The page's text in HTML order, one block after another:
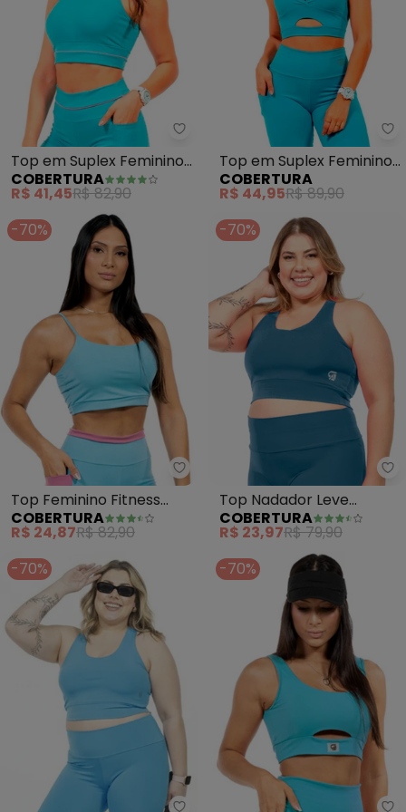
Cobertura - Top em Suplex
Top em Suplex Feminino
(Azul)
COBERTURA
R$ 41,45R$ 82,90
Top em Suplex Feminino
(Azul)
COBERTURA
R$ 44,95R$ 89,90
-70%
Cobertura - Top Feminino
Top Feminino Fitness
(Azul)
COBERTURA
R$ 24,87R$ 82,90
-70%
Top Nadador Leve
Feminina (Azul)
COBERTURA
R$ 23,97R$ 79,90
-70%
-70%